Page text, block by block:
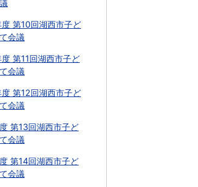
第10回湖西市子ど
会議
第11回湖西市子ど
会議
第12回湖西市子ど
会議
第13回湖西市子ど
会議
第14回湖西市子ど
会議